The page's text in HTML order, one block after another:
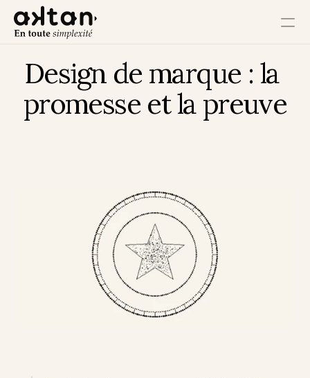
Formation
Agence
Impact Collaborateur
Impact Écosystème
Impact Croissance
Impact Opérations
Design de marque : la
promesse et la preuve